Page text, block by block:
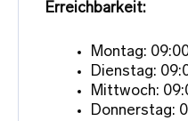
Erreichbarkeit:
Montag:
Dienstag:
Mittwoch:
Donnerstag: